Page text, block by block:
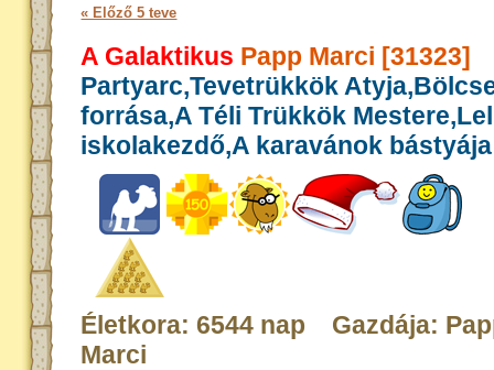
« Előző 5 teve
A Galaktikus Papp Marci [31323]
Partyarc,Tevetrükkök
forrása,A Téli Trükkök
iskolakezdő,A karavánok bástyája
Életkora: 6544 nap Gazdája:
Marci